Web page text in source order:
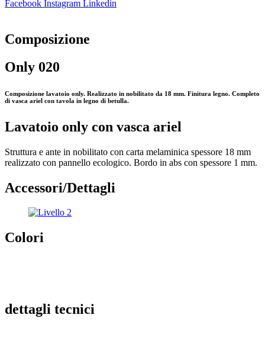
Facebook Instagram Linkedin
Composizione
Only 020
Composizione lavatoio only. Realizzato in nobilitato da 18 mm. Finitura legno. Completo
di vasca ariel con tavola in legno di betulla.
Lavatoio only con vasca ariel
Struttura e ante in nobilitato con carta melaminica spessore 18 mm
realizzato con pannello ecologico. Bordo in abs con spessore 1 mm.
Accessori/Dettagli
Colori
dettagli tecnici